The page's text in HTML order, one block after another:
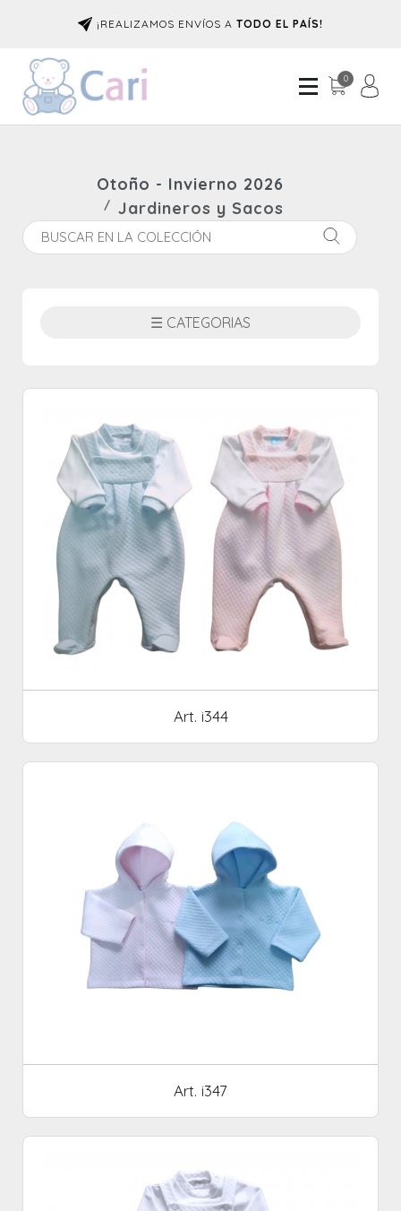
¡REALIZAMOS ENVÍOS A TODO EL PAÍS!
0
Otoño - Invierno 2026
Jardineros y Sacos
☰ CATEGORIAS
Art. i344
Art. i347